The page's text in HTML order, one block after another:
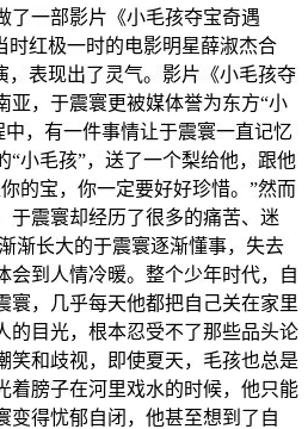
了一部影片《小毛孩夺宝奇遇
时红极一时的电影明星薛淑杰合
，表现出了灵气。影片《小毛孩夺
亚，于震寰更被媒体誉为东方“小
，有一件事情让于震寰一直记忆
“小毛孩”，送了一个梨给他，跟他
的宝，你一定要好好珍惜。”然而
于震寰却经历了很多的痛苦、迷
渐长大的于震寰逐渐懂事，失去
会到人情冷暖。整个少年时代，自
寰，几乎每天他都把自己关在家里
的目光，根本忍受不了那些品头论
笑和歧视，即使夏天，毛孩也总是
着膀子在河里戏水的时候，他只能
变得忧郁自闭，他甚至想到了自